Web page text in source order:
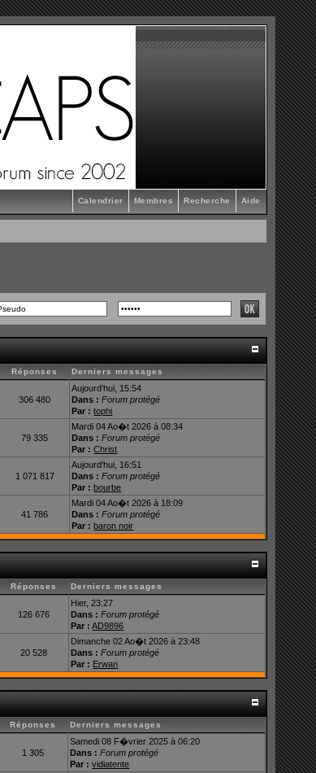
Aide
Recherche
Membres
Calendrier
Réponses Derniers messages
306 480
Aujourd'hui, 15:54
Dans : Forum protégé
Par : tophi
79 335
Mardi 04 Ao�t 2026 à 08:34
Dans : Forum protégé
Par : Christ
1 071 817
Aujourd'hui, 16:51
Dans : Forum protégé
Par : bourbe
41 786
Mardi 04 Ao�t 2026 à 18:09
Dans : Forum protégé
Par : baron noir
Réponses Derniers messages
126 676
Hier, 23:27
Dans : Forum protégé
Par : AD9896
20 528
Dimanche 02 Ao�t 2026 à 23:48
Dans : Forum protégé
Par : Erwan
Réponses Derniers messages
1 305
Samedi 08 F�vrier 2025 à 06:20
Dans : Forum protégé
Par : vidiatente